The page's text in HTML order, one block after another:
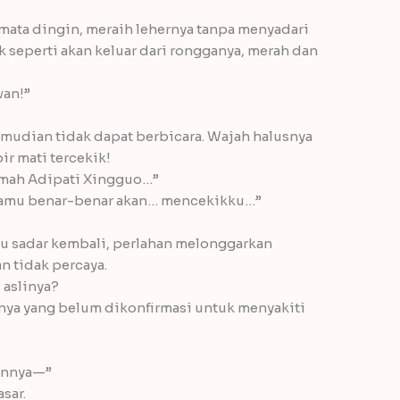
dingin, meraih lehernya tanpa menyadari
seperti akan keluar dari rongganya, merah dan
tidak dapat berbicara. Wajah halusnya
mati tercekik!
Adipati Xingguo…”
benar-benar akan… mencekikku…”
sadar kembali, perlahan melonggarkan
tidak percaya.
yang belum dikonfirmasi untuk menyakiti